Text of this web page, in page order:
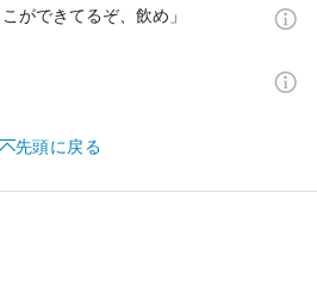
ができてるぞ、飲め」
先頭に戻る